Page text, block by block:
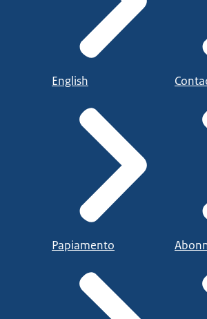
English
Papiamento